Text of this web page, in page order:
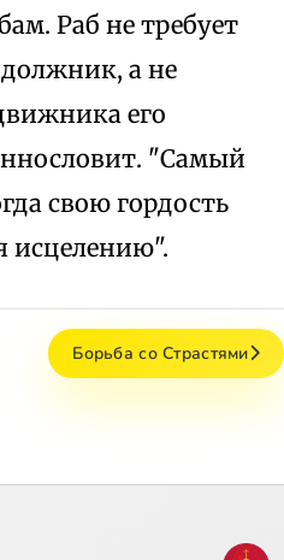
Раб не требует
а не
его
"Самый
свою гордость
исцелению".
Борьба со Страстями